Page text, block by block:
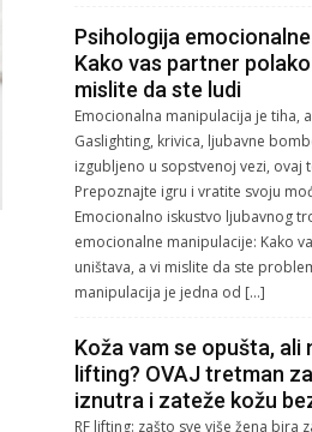
Psihologija
Kako vas partner
mislite da ste ludi
Emocionalna manipulacija je tiha,
Gaslighting, krivica, ljubavne
izgubljeno u sopstvenoj vezi, ovaj
Prepoznajte igru i vratite svoju
Emocionalno iskustvo ljubavnog
emocionalne manipulacije: Kako
uništava, a vi mislite da ste
manipulacija je jedna od […]
Koža vam se opušta, ali
lifting? OVAJ tretman
iznutra i zateže kožu
RF lifting: zašto sve više žena bira